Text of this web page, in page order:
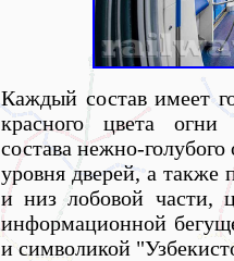
Каждый состав имеет
красного цвета
состава нежно-
уровня дверей, а также
и низ лобовой части,
информационной
и символикой